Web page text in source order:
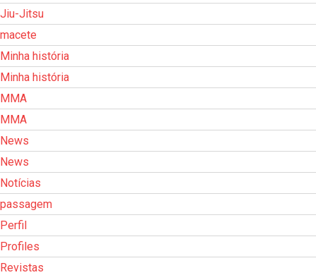
Jiu-Jitsu
macete
Minha história
Minha história
MMA
MMA
News
News
Notícias
passagem
Perfil
Profiles
Revistas